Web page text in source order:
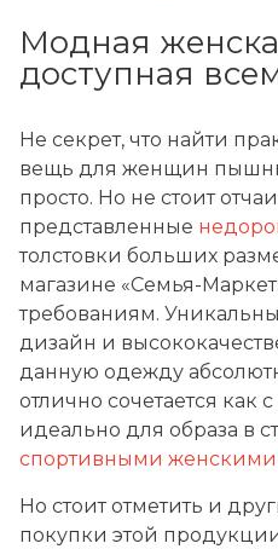
Модная
доступная
Не секрет, что найти
вещь для женщин
просто. Но не стоит
представленные
толстовки больших
магазине «Семья-
требованиям.
дизайн и
данную одежду
отлично сочетается как
идеально для образа в
спортивными
Но стоит отметить и
покупки этой